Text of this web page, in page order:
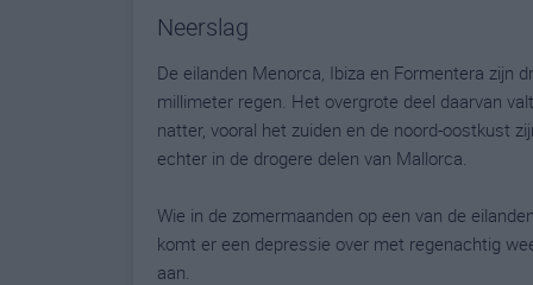
Neerslag
De eilanden Menorca, Ibiza en Formentera zijn
millimeter regen. Het overgrote deel daarvan
natter, vooral het zuiden en de noord-oostkust
echter in de drogere delen van Mallorca.
Wie in de zomermaanden op een van de
komt er een depressie over met regenachtig
aan.